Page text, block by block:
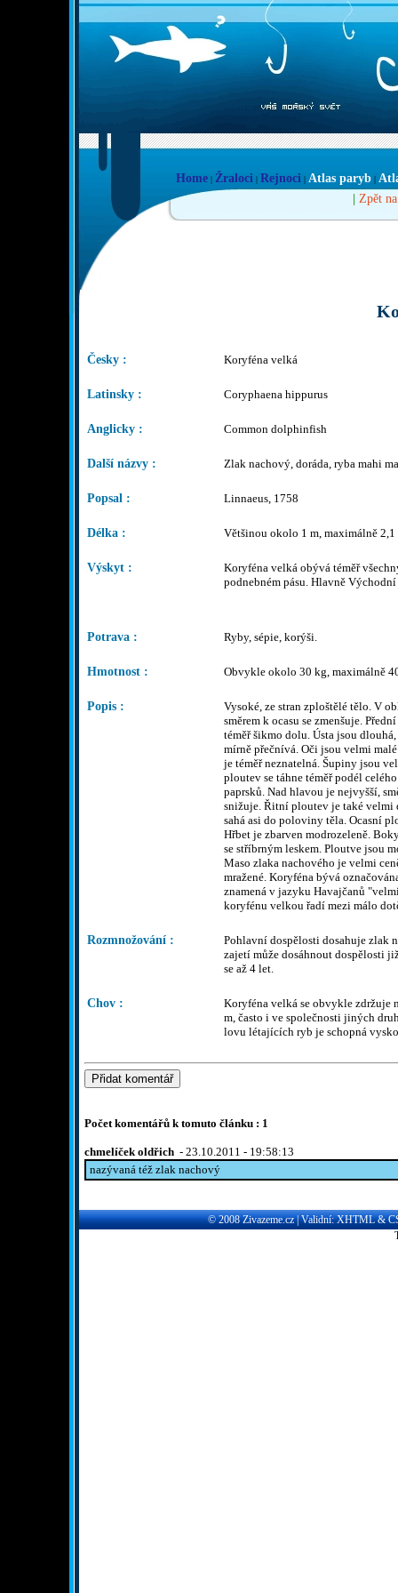
Home | Žraloci | Rejnoci | Atlas paryb |
| Zpět
Česky : Koryféna velká
Latinsky : Coryphaena hippurus
Anglicky : Common dolphinfish
Další názvy : Zlak nachový, doráda, ryba mahi
Popsal : Linnaeus, 1758
Délka : Většinou okolo 1 m, maximálně 2,1
Výskyt :
Koryféna velká obývá téměř
podnebném pásu. Hlavně
Potrava : Ryby, sépie, korýši.
Hmotnost : Obvykle okolo 30 kg, maximálně
Popis :
Vysoké, ze stran zploštělé tělo. V
směrem k ocasu se zmenšuje.
téměř šikmo dolu. Ústa jsou
mírně přečnívá. Oči jsou velmi
je téměř neznatelná. Šupiny jsou
ploutev se táhne téměř podél
paprsků. Nad hlavou je nejvyšší,
snižuje. Řitní ploutev je také velmi
sahá asi do poloviny těla. Ocasní
Hřbet je zbarven modrozeleně.
se stříbrným leskem. Ploutve jsou
Maso zlaka nachového je velmi
mražené. Koryféna bývá
znamená v jazyku Havajčanů
koryfénu velkou řadí mezi málo
Rozmnožování :
Pohlavní dospělosti dosahuje zlak
zajetí může dosáhnout dospělosti
se až 4 let.
Chov :
Koryféna velká se obvykle zdržuje
m, často i ve společnosti jiných
lovu létajících ryb je schopná
Počet komentářů k tomuto článku : 1
chmelíček oldřich - 23.10.2011 - 19:58:13
nazývaná též zlak nachový
© 2008Zivazeme.cz| Validní:XHTML&